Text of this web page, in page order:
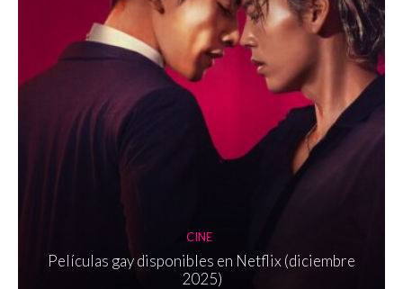
CINE
Películas gay disponibles en Netflix (diciembre
2025)